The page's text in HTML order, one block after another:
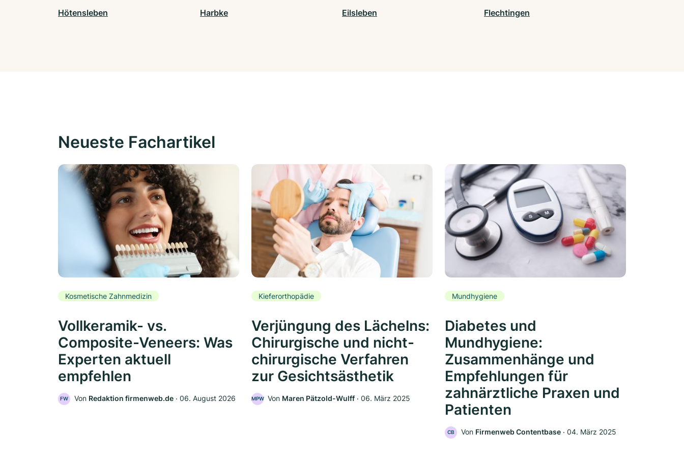
Hötensleben Harbke Eilsleben Flechtingen
Neueste Fachartikel
Kosmetische Zahnmedizin
Vollkeramik- vs.
Composite-Veneers: Was
Experten aktuell
empfehlen
FW Von Redaktion firmenweb.de ‧ 06. August 2026
Kieferorthopädie
Verjüngung des Lächelns:
Chirurgische und nicht-
chirurgische Verfahren
zur Gesichtsästhetik
MPW Von Maren Pätzold-Wulff ‧ 06. März 2025
Mundhygiene
Diabetes und
Mundhygiene:
Zusammenhänge und
Empfehlungen für
zahnärztliche Praxen und
Patienten
CB Von Firmenweb Contentbase ‧ 04. März 2025